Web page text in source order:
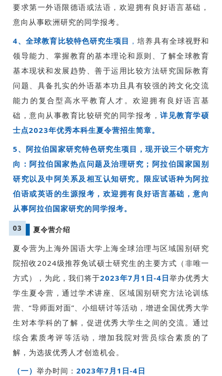
要求第一外语限德语或法语，欢迎拥有良好语言基础，
意向从事欧洲研究的同学报考。
4、全球教育比较特色研究生项目 ，培养具有全球视野和
领导能力、掌握教育的基本理论和原则、了解全球教育
基本现状和发展趋势、善于运用比较方法研究国际教育
问题、具备扎实的外语基本功且具有较强的跨文化交流
能力的复合型高水平教育人才。欢迎拥有良好语言基
础，意向从事教育比较研究的同学报考，详见教育学硕
士点2023年优秀本科生夏令营招生简章。
5、阿拉伯国家研究特色研究生项目，现开设三个研究方
向：阿拉伯国家热点问题及治理研究；阿拉伯国家国别
研究以及中阿关系及相互认知研究。限应试语种为阿拉
伯语或英语的生源报考，欢迎拥有良好语言基础，意向
从事阿拉伯国家研究的同学报考。
03 夏令营介绍
夏令营为上海外国语大学上海全球治理与区域国别研究
院招收2024级推荐免试硕士研究生的主要方式（非唯一
方式），为此，我们将于2023年7月1日-4日举办优秀大
学生夏令营，通过学术讲座、区域国别研究方法论训练
营、“导师面对面”、小组研讨等活动，增进全国优秀大学
生对本学科的了解，促进优秀大学生之间的交流。通过
综合素质考评等活动，增加我院对营员综合素质的了
解，为选拔优秀人才创造机会。
（一） 举办时间： 2023年7月1日-4日